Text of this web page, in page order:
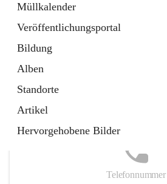
Müllkalender
Veröffentlichungsportal
Bildung
Alben
Standorte
Artikel
Hervorgehobene Bilder
Telefonnummer